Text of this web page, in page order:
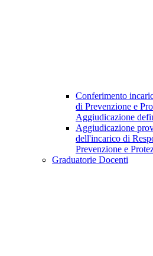
Conferimento
di Prevenzione e
Aggiudicazione
Aggiudicazione
dell'incarico di
Prevenzione e
Graduatorie Docenti